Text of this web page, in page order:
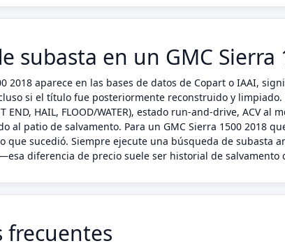
subasta en un GMC Sierra
2018 aparece en las bases de datos de Copart o IAAI,
si el título fue posteriormente reconstruido y
END, HAIL, FLOOD/WATER), estado run-and-drive, ACV
al patio de salvamento. Para un GMC Sierra 1500 2018
que sucedió. Siempre ejecute una búsqueda de subasta
diferencia de precio suele ser historial de salvamento
frecuentes